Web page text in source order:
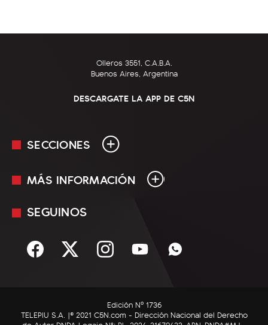
Olleros 3551, C.A.B.A.
Buenos Aires, Argentina
DESCARGATE LA APP DE C5N
SECCIONES
En Vivo
Sociedad
C5N Autos
MÁS INFORMACIÓN
Mediakit
Términos y condiciones
SEGUINOS
Edición Nº 1736
TELEPIU S.A. |© 2021 C5N.com - Dirección Nacional del Derecho